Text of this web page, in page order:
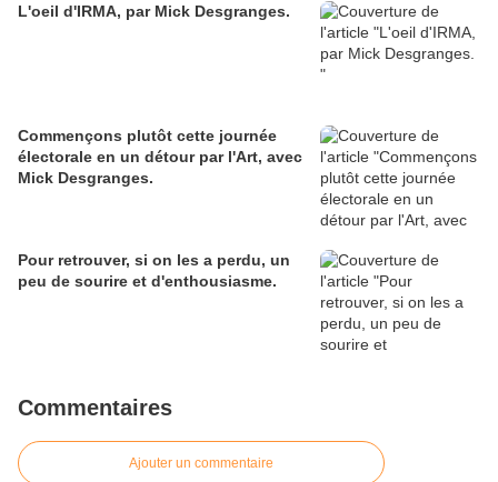
L'oeil d'IRMA, par Mick Desgranges.
Commençons plutôt cette journée
électorale en un détour par l'Art, avec
Mick Desgranges.
Pour retrouver, si on les a perdu, un
peu de sourire et d'enthousiasme.
Commentaires
Ajouter un commentaire